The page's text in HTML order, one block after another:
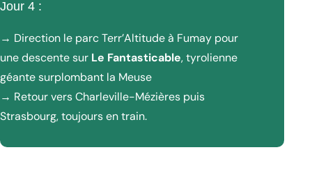
Jour 4 :
→ Direction le parc Terr’Altitude à Fumay pour
une descente sur Le Fantasticable, tyrolienne
géante surplombant la Meuse
→ Retour vers Charleville-Mézières puis
Strasbourg, toujours en train.